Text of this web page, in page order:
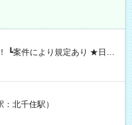
日に現金GET♪ お仕事後はコ
【試用期間】試
北千住駅）